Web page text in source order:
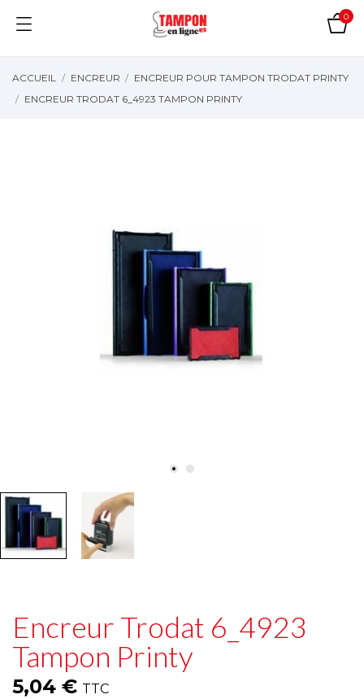
0
ACCUEIL ENCREUR
ENCREUR POUR TAMPON TRODAT PRINTY
ENCREUR TRODAT 6_4923 TAMPON PRINTY
Encreur Trodat 6_4923
Tampon Printy
5,04 € TTC